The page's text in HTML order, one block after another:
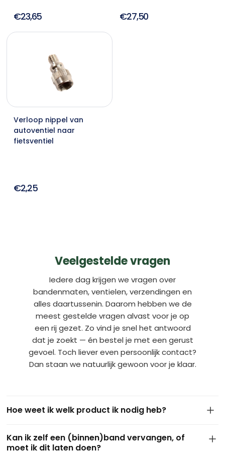
€23,65 €27,50
Verloop nippel van
autoventiel naar
fietsventiel
€2,25
Veelgestelde vragen
Iedere dag krijgen we vragen over
bandenmaten, ventielen, verzendingen en
alles daartussenin. Daarom hebben we de
meest gestelde vragen alvast voor je op
een rij gezet. Zo vind je snel het antwoord
dat je zoekt — én bestel je met een gerust
gevoel. Toch liever even persoonlijk contact?
Dan staan we natuurlijk gewoon voor je klaar.
Hoe weet ik welk product ik nodig heb?
huidige buitenband. Dit ziet er bijvoorbeeld zo uit: 4.10/3.50-
Kan ik zelf een (binnen)band vervangen, of
moet ik dit laten doen?